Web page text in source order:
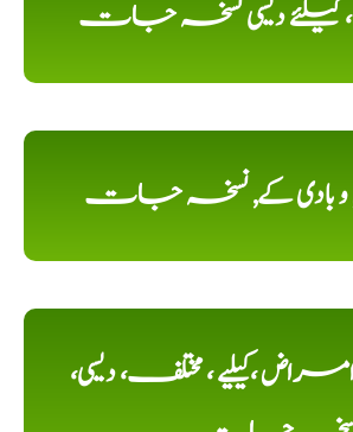
کیلئے دیسی نسخہ جات
و بادی کے, نسخہ جات
،کیلیے ، مختلف، دیسی،